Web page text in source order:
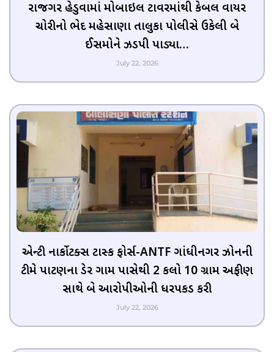
રાજગર હેડુવામાં મોબાઇલ ટાવરમાંથી કેબલ વાયર
ચોરીનો ભેદ મહેસાણા તાલુકા પોલીસે ઉકેલી બે
ઈસમોને ઝડપી પાડ્યા…
July 22, 2026
એન્ટી નાર્કોટિક્સ ટાસ્ક ફોર્સ-ANTF ગાંધીનગર ઝોનની
ટીમે પાટણના ડેર ગામ પાસેથી 2 કિલો 10 ગ્રામ અફીણ
સાથે બે આરોપીઓની ધરપકડ કરી
July 22, 2026